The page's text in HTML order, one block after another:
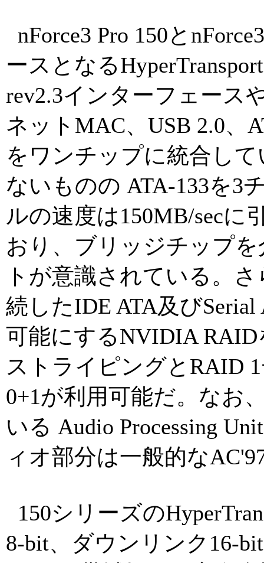
nForce3 Pro 150と
ースとなる
rev2.3インターフェース
ネットMAC、USB 2.0、
をワンチップに統合し
ないものの ATA-133を3
ルの速度は150MB/secに
おり、ブリッジチップを
トが意識されている。
続したIDE ATA及び
可能にするNVIDIA
ストライピングとRAID
0+1が利用可能だ。なお
いる Audio Processing
ィオ部分は一般的な
150シリーズの
8-bit、ダウンリンク16-